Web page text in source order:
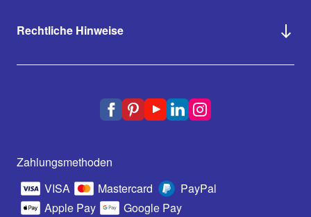
Rechtliche Hinweise
Zahlungsmethoden
VISA
Mastercard
PayPal
Apple Pay
Google Pay